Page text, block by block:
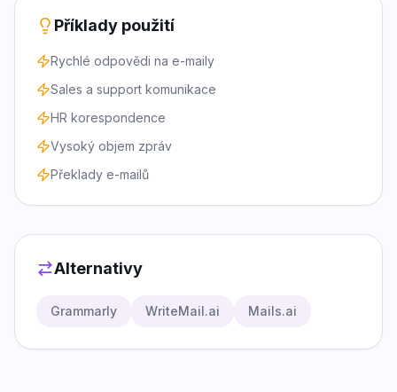
Příklady použití
Rychlé odpovědi na e-maily
Sales a support komunikace
HR korespondence
Vysoký objem zpráv
Překlady e-mailů
Alternativy
Grammarly WriteMail.ai Mails.ai